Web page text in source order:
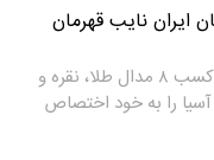
ایران نایب‌ قهرمان
تیم کشتی آزاد جوانان با کسب ۸ مدال طلا، نقره و
آسیا را به خود اختصاص